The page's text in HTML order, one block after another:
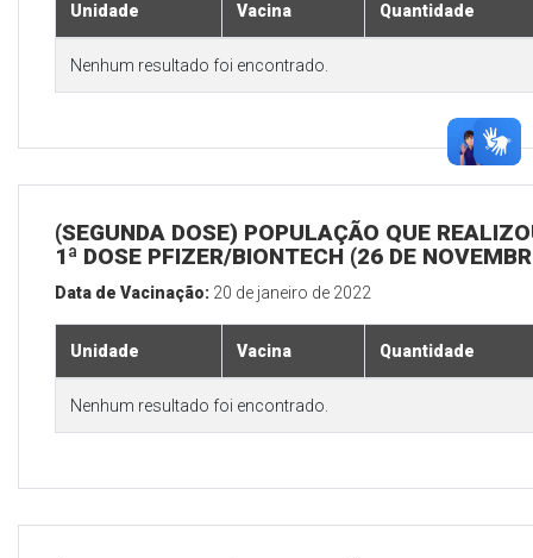
Unidade Vacina Quantidade
Nenhum resultado foi encontrado.
(SEGUNDA DOSE) POPULAÇÃO QUE
1ª DOSE PFIZER/BIONTECH (26 DE
Data de Vacinação: 20 de janeiro de 2022
Unidade Vacina Quantidade
Nenhum resultado foi encontrado.